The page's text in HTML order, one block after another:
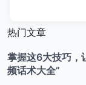
热门文章
掌握这6大技巧，
频话术大全”